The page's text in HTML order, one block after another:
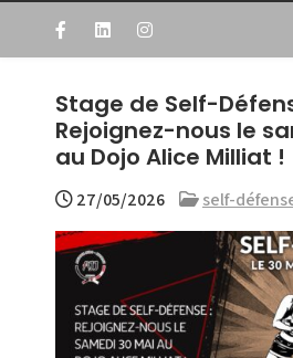
Stage de Self-
Rejoignez-nous le
au Dojo Alice Milliat !
27/05/2026 self-